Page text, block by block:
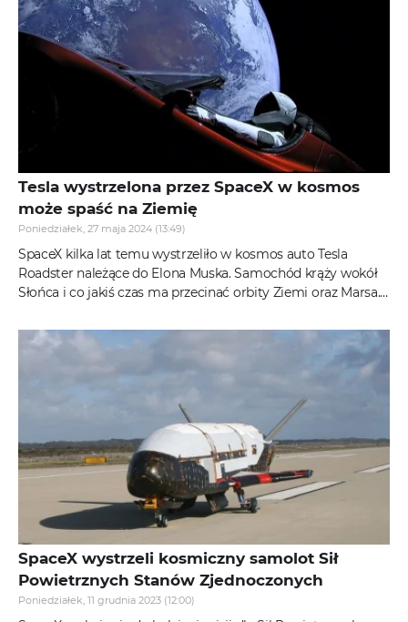
Tesla wystrzelona przez SpaceX w kosmos
może spaść na Ziemię
Poniedziałek, 27 maja 2024 (13:49)
SpaceX kilka lat temu wystrzeliło w kosmos auto Tesla
Roadster należące do Elona Muska. Samochód krąży wokół
Słońca i co jakiś czas ma przecinać orbity Ziemi oraz Marsa.
SpaceX wystrzeli kosmiczny samolot Sił
Powietrznych Stanów Zjednoczonych
Poniedziałek, 11 grudnia 2023 (12:00)